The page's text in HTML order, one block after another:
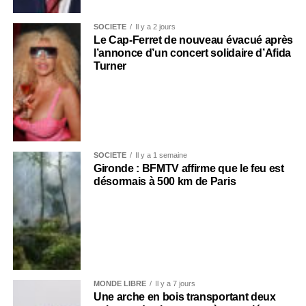
SOCIÉTÉ Il y a 2 jours
Le Cap-Ferret de nouveau évacué après
l’annonce d’un concert solidaire d’Afida
Turner
SOCIÉTÉ Il y a 1 semaine
Gironde : BFMTV affirme que le feu est
désormais à 500 km de Paris
MONDE LIBRE Il y a 7 jours
Une arche en bois transportant deux